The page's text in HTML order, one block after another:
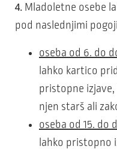
4. Mladoletne osebe
pod naslednjimi
oseba od 6. do
lahko kartico
pristopne
njen starš ali
oseba od 15. do
lahko pristopno